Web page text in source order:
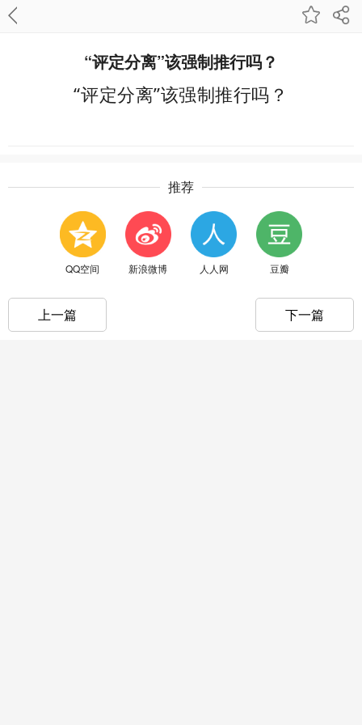
“评定分离”该强制推行吗？
“评定分离”该强制推行吗？
推荐
QQ空间 新浪微博 人人网 豆瓣
上一篇 下一篇